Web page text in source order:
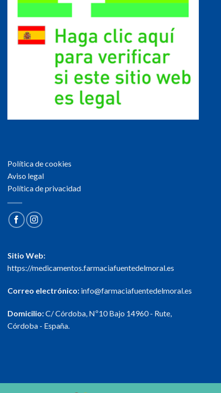
Política de cookies
Aviso legal
Política de privacidad
Sitio Web:
https://medicamentos.farmaciafuentedelmoral.es
Correo electrónico: info@farmaciafuentedelmoral.es
Domicilio:C/ Córdoba, Nº10 Bajo 14960 - Rute,
Córdoba - España.